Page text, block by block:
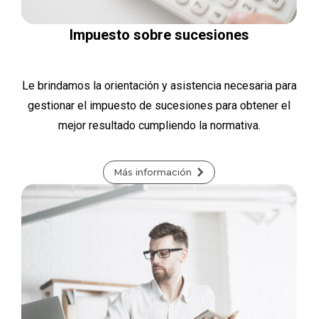
Impuesto sobre sucesiones
Le brindamos la orientación y asistencia necesaria para
gestionar el impuesto de sucesiones para obtener el
mejor resultado cumpliendo la normativa.
Más información